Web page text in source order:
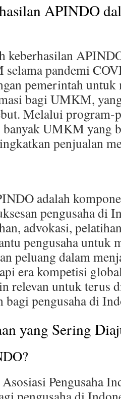
APINDO
keberhasilan
selama pandemi
pemerintah untuk
bagi UMKM,
Melalui program-
UMKM yang
penjualan
adalah
pengusaha di
advokasi,
pengusaha untuk
peluang dalam
era kompetisi
relevan untuk terus
bagi pengusaha di
yang Sering
Pengusaha